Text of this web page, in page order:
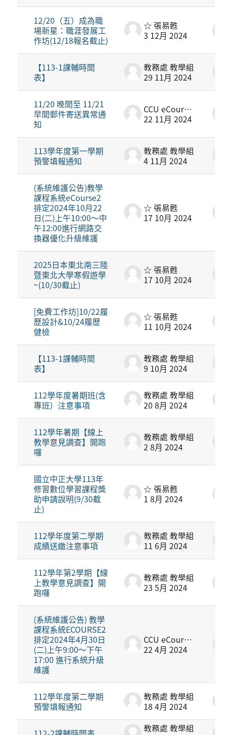
12/20（五）成為職
場新星：職涯發展工
作坊(12/18報名截止)
☆ 張易甦
3 12月 2024
【113-1課輔時間
表】
教務處 教學組
29 11月 2024
11/20 晚間至 11/21
早間郵件寄送異常通
知
CCU eCourse2
22 11月 2024
113學年度第一學期
預警填報通知
教務處 教學組
4 11月 2024
(系統維護公告)教學
課程系統eCourse2
排定2024年10月22
日(二)上午10:00～中
午12:00進行網路交
換器優化升級維護
☆ 張易甦
17 10月 2024
2025日本東北南三陸
暨東北大學寒假遊學
~(10/30截止)
☆ 張易甦
17 10月 2024
[免費工作坊]10/22履
歷設計&10/24履歷
健檢
☆ 張易甦
11 10月 2024
【113-1課輔時間
表】
教務處 教學組
9 10月 2024
112學年度暑期班(含
專班）注意事項
教務處 教學組
20 8月 2024
112學年暑期【線上
教學意見調查】開跑
囉
教務處 教學組
2 8月 2024
國立中正大學113年
修習數位學習課程獎
助申請說明(9/30截
止)
☆ 張易甦
1 8月 2024
112學年度第二學期
成績送繳注意事項
教務處 教學組
11 6月 2024
112學年第2學期【線
上教學意見調查】開
跑囉
教務處 教學組
23 5月 2024
(系統維護公告) 教學
課程系統ECOURSE2
排定2024年4月30日
(二)上午9:00～下午
17:00 進行系統升級
維護
CCU eCourse2
22 4月 2024
112學年度第二學期
預警填報通知
教務處 教學組
18 4月 2024
教務處 教學組